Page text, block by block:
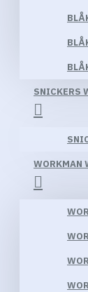
SNICKERS
WORKMAN